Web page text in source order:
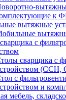
к
вытяжные
с
сварщика с
с
и
мебель,